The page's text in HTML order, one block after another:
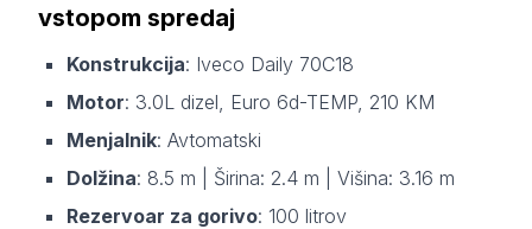
vstopom spredaj
Konstrukcija: Iveco Daily 70C18
Motor: 3.0L dizel, Euro 6d-TEMP, 210 KM
Menjalnik: Avtomatski
Dolžina: 8.5 m | Širina: 2.4 m | Višina: 3.16 m
Rezervoar za gorivo: 100 litrov